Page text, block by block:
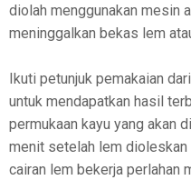
diolah menggunakan mesin
meninggalkan bekas lem
Ikuti petunjuk pemakaian
untuk mendapatkan hasil
permukaan kayu yang akan
menit setelah lem dioleskan
cairan lem bekerja perlahan